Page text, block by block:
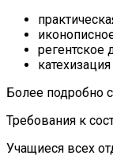
регентское
Более подробно
Требования к
Учащиеся всех